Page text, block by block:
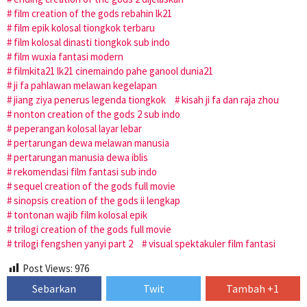
film creation of the gods rebahin lk21
film epik kolosal tiongkok terbaru
film kolosal dinasti tiongkok sub indo
film wuxia fantasi modern
filmkita21 lk21 cinemaindo pahe ganool dunia21
ji fa pahlawan melawan kegelapan
jiang ziya penerus legenda tiongkok
kisah ji fa dan raja zhou
nonton creation of the gods 2 sub indo
peperangan kolosal layar lebar
pertarungan dewa melawan manusia
pertarungan manusia dewa iblis
rekomendasi film fantasi sub indo
sequel creation of the gods full movie
sinopsis creation of the gods ii lengkap
tontonan wajib film kolosal epik
trilogi creation of the gods full movie
trilogi fengshen yanyi part 2
visual spektakuler film fantasi
Post Views: 976
Sebarkan Twit
Tambah +1